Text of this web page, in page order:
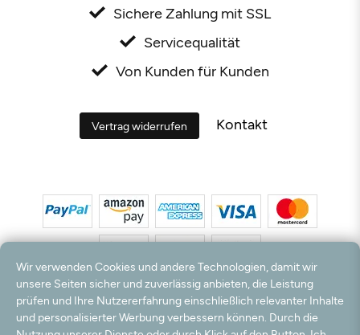
Sichere Zahlung mit SSL
Servicequalität
Von Kunden für Kunden
Vertrag widerrufen Kontakt
*Alle Preise inkl. MwSt. und zzgl. Versandkosten. **Kostenloser Versand und Rückversand
nur innerhalb Deutschlands und Österreichs.
Wir verwenden Cookies und andere Technologien, damit wir
unsere Seiten sicher und zuverlässig anbieten, die Leistung
prüfen und Ihre Nutzererfahrung einschließlich relevanter Inhalte
und personalisierter Werbung verbessern können. Durch die